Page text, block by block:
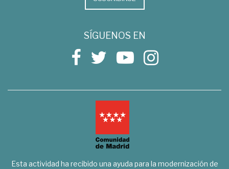
SÍGUENOS EN
Esta actividad ha recibido una ayuda para la modernización de